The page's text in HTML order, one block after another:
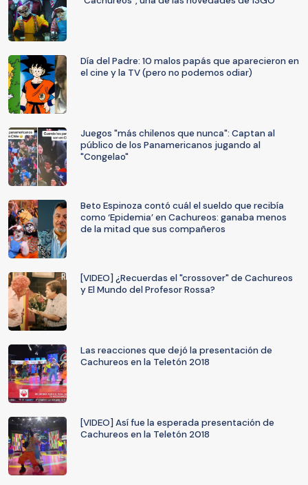
Día del Padre: 10 malos papás que aparecieron en
el cine y la TV (pero no podemos odiar)
Juegos "más chilenos que nunca": Captan al
público de los Panamericanos jugando al
"Congelao"
Beto Espinoza contó cuál el sueldo que recibía
como ‘Epidemia’ en Cachureos: ganaba menos
de la mitad que sus compañeros
[VIDEO] ¿Recuerdas el "crossover" de Cachureos
y El Mundo del Profesor Rossa?
Las reacciones que dejó la presentación de
Cachureos en la Teletón 2018
[VIDEO] Así fue la esperada presentación de
Cachureos en la Teletón 2018